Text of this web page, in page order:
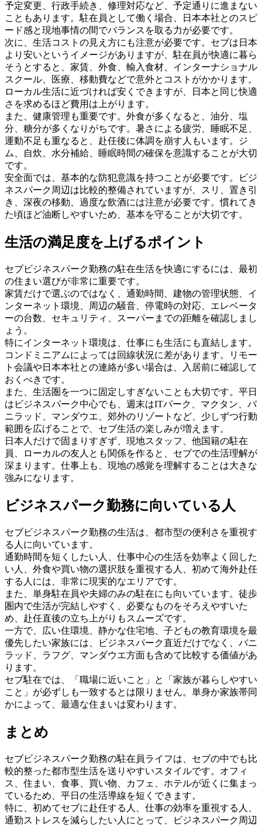
予定変更、行政手続き、修理対応など、予定通りに進まない
こともあります。駐在員として働く場合、日本本社とのスピ
ード感と現地事情の間でバランスを取る力が必要です。
次に、生活コストの見え方にも注意が必要です。セブは日本
より安いというイメージがありますが、駐在員が快適に暮ら
そうとすると、家賃、外食、輸入食材、インターナショナル
スクール、医療、移動費などで意外とコストがかかります。
ローカル生活に近づければ安くできますが、日本と同じ快適
さを求めるほど費用は上がります。
また、健康管理も重要です。外食が多くなると、油分、塩
分、糖分が多くなりがちです。暑さによる疲労、睡眠不足、
運動不足も重なると、赴任後に体調を崩す人もいます。ジ
ム、自炊、水分補給、睡眠時間の確保を意識することが大切
です。
安全面では、基本的な防犯意識を持つことが必要です。ビジ
ネスパーク周辺は比較的整備されていますが、スリ、置き引
き、深夜の移動、過度な飲酒には注意が必要です。慣れてき
た頃ほど油断しやすいため、基本を守ることが大切です。
生活の満足度を上げるポイント
セブビジネスパーク勤務の駐在生活を快適にするには、最初
の住まい選びが非常に重要です。
家賃だけで選ぶのではなく、通勤時間、建物の管理状態、イ
ンターネット環境、周辺の騒音、停電時の対応、エレベータ
ーの台数、セキュリティ、スーパーまでの距離を確認しまし
ょう。
特にインターネット環境は、仕事にも生活にも直結します。
コンドミニアムによっては回線状況に差があります。リモー
ト会議や日本本社との連絡が多い場合は、入居前に確認して
おくべきです。
また、生活圏を一つに固定しすぎないことも大切です。平日
はビジネスパーク中心でも、週末はITパーク、マクタン、バ
ニラッド、マンダウエ、郊外のリゾートなど、少しずつ行動
範囲を広げることで、セブ生活の楽しみが増えます。
日本人だけで固まりすぎず、現地スタッフ、他国籍の駐在
員、ローカルの友人とも関係を作ると、セブでの生活理解が
深まります。仕事上も、現地の感覚を理解することは大きな
強みになります。
ビジネスパーク勤務に向いている人
セブビジネスパーク勤務の生活は、都市型の便利さを重視す
る人に向いています。
通勤時間を短くしたい人、仕事中心の生活を効率よく回した
い人、外食や買い物の選択肢を重視する人、初めて海外赴任
する人には、非常に現実的なエリアです。
また、単身駐在員や夫婦のみの駐在にも向いています。徒歩
圏内で生活が完結しやすく、必要なものをそろえやすいた
め、赴任直後の立ち上がりもスムーズです。
一方で、広い住環境、静かな住宅地、子どもの教育環境を最
優先したい家族には、ビジネスパーク直近だけでなく、バニ
ラッド、ラフグ、マンダウエ方面も含めて比較する価値があ
ります。
セブ駐在では、「職場に近いこと」と「家族が暮らしやすい
こと」が必ずしも一致するとは限りません。単身か家族帯同
かによって、最適な住まいは変わります。
まとめ
セブビジネスパーク勤務の駐在員ライフは、セブの中でも比
較的整った都市型生活を送りやすいスタイルです。オフィ
ス、住まい、食事、買い物、カフェ、ホテルが近くに集まっ
ているため、平日の生活導線を短くできます。
特に、初めてセブに赴任する人、仕事の効率を重視する人、
通勤ストレスを減らしたい人にとって、ビジネスパーク周辺